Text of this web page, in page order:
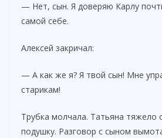
— Нет, сын. Я доверяю Карлу
самой себе.
Алексей закричал:
— А как же я? Я твой сын! Мне
старикам!
Трубка молчала. Татьяна тяжело
подушку. Разговор с сыном